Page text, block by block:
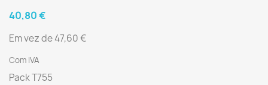
40,80 €
Em vez de 47,60 €
Com IVA
Pack T755